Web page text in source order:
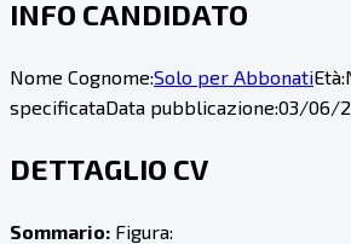
INFO CANDIDATO
Nome Cognome:Solo per AbbonatiEtà:
specificataData pubblicazione:03/06/
DETTAGLIO CV
Sommario: Figura: